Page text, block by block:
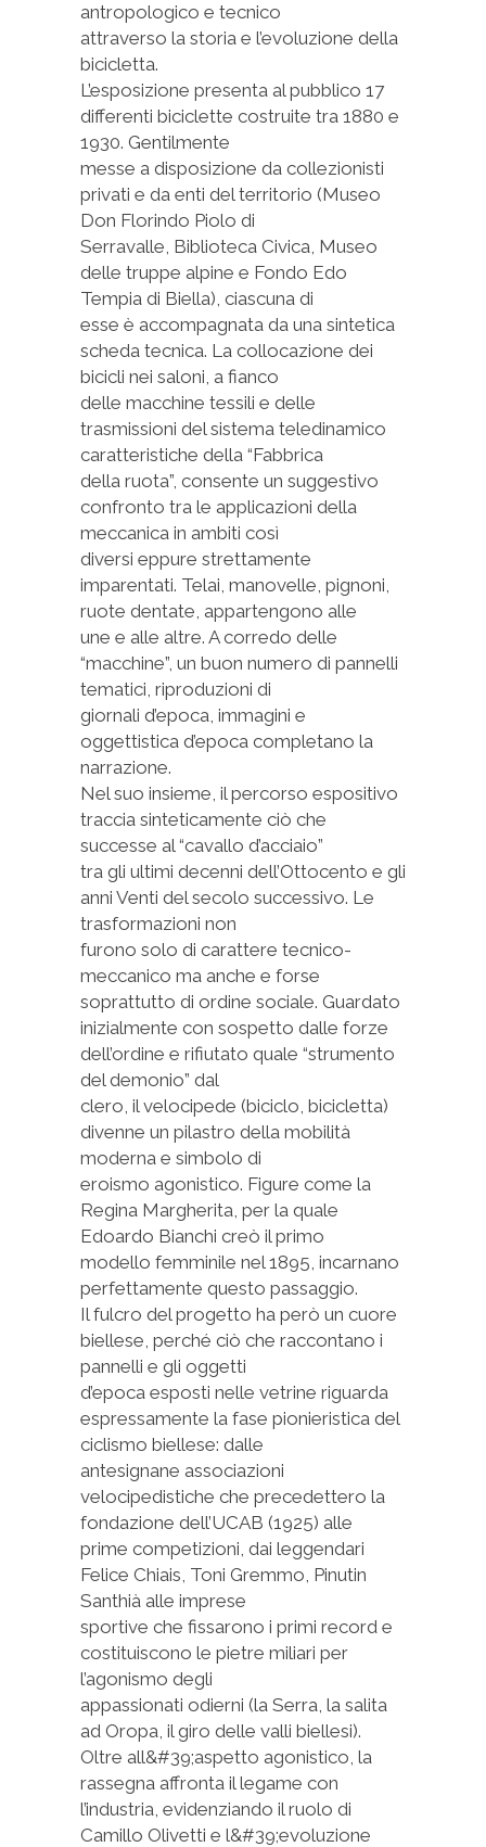
antropologico e tecnico
attraverso la storia e l’evoluzione della
bicicletta.
L’esposizione presenta al pubblico 17
differenti biciclette costruite tra 1880 e
1930. Gentilmente
messe a disposizione da collezionisti
privati e da enti del territorio (Museo
Don Florindo Piolo di
Serravalle, Biblioteca Civica, Museo
delle truppe alpine e Fondo Edo
Tempia di Biella), ciascuna di
esse è accompagnata da una sintetica
scheda tecnica. La collocazione dei
bicicli nei saloni, a fianco
delle macchine tessili e delle
trasmissioni del sistema teledinamico
caratteristiche della “Fabbrica
della ruota”, consente un suggestivo
confronto tra le applicazioni della
meccanica in ambiti così
diversi eppure strettamente
imparentati. Telai, manovelle, pignoni,
ruote dentate, appartengono alle
une e alle altre. A corredo delle
“macchine”, un buon numero di pannelli
tematici, riproduzioni di
giornali d’epoca, immagini e
oggettistica d’epoca completano la
narrazione.
Nel suo insieme, il percorso espositivo
traccia sinteticamente ciò che
successe al “cavallo d’acciaio”
tra gli ultimi decenni dell’Ottocento e gli
anni Venti del secolo successivo. Le
trasformazioni non
furono solo di carattere tecnico-
meccanico ma anche e forse
soprattutto di ordine sociale. Guardato
inizialmente con sospetto dalle forze
dell’ordine e rifiutato quale “strumento
del demonio” dal
clero, il velocipede (biciclo, bicicletta)
divenne un pilastro della mobilità
moderna e simbolo di
eroismo agonistico. Figure come la
Regina Margherita, per la quale
Edoardo Bianchi creò il primo
modello femminile nel 1895, incarnano
perfettamente questo passaggio.
Il fulcro del progetto ha però un cuore
biellese, perché ciò che raccontano i
pannelli e gli oggetti
d’epoca esposti nelle vetrine riguarda
espressamente la fase pionieristica del
ciclismo biellese: dalle
antesignane associazioni
velocipedistiche che precedettero la
fondazione dell’UCAB (1925) alle
prime competizioni, dai leggendari
Felice Chiais, Toni Gremmo, Pinutin
Santhià alle imprese
sportive che fissarono i primi record e
costituiscono le pietre miliari per
l’agonismo degli
appassionati odierni (la Serra, la salita
ad Oropa, il giro delle valli biellesi).
Oltre all&#39;aspetto agonistico, la
rassegna affronta il legame con
l’industria, evidenziando il ruolo di
Camillo Olivetti e l&#39;evoluzione